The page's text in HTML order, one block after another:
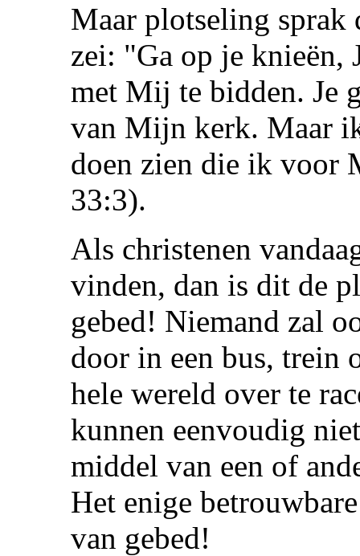
Maar plotseling sprak
zei: "Ga op je knieën,
met Mij te bidden. Je
van Mijn kerk. Maar
doen zien die ik voor
33:3).
Als christenen
vinden, dan is dit de
gebed! Niemand zal
door in een bus, trein
hele wereld over te
kunnen eenvoudig
middel van een of
Het enige
van gebed!